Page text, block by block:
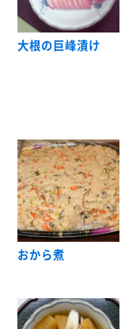
大根の巨峰漬け
おから煮